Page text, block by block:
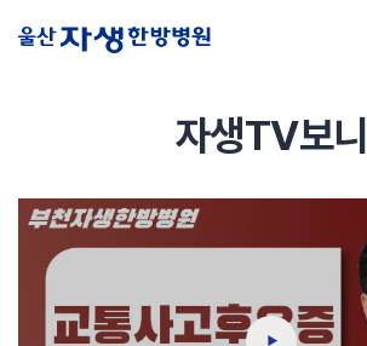
추천 검색어 #초음파약침
#허리디스크
#추나요법
자생TV보니